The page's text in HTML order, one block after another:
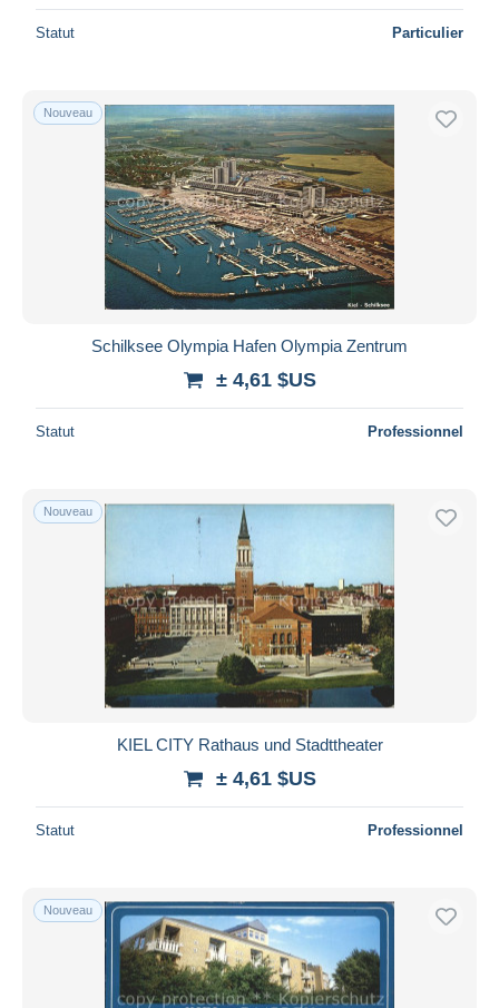
Statut Particulier
Nouveau
Schilksee Olympia Hafen Olympia Zentrum
± 4,61 $US
Statut Professionnel
Nouveau
KIEL CITY Rathaus und Stadttheater
± 4,61 $US
Statut Professionnel
Nouveau